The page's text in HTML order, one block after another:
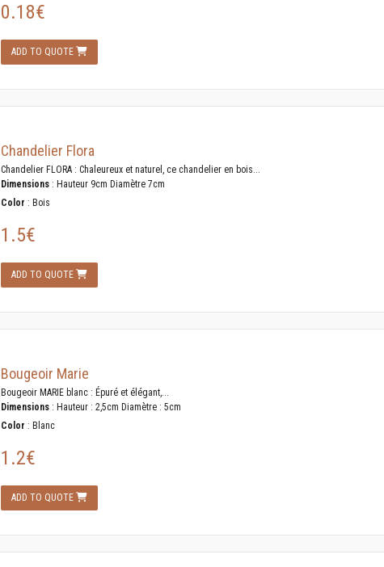
0.18€
ADD TO QUOTE
Chandelier Flora
Chandelier FLORA : Chaleureux et naturel, ce chandelier en bois...
Dimensions : Hauteur 9cm Diamètre 7cm
Color : Bois
1.5€
ADD TO QUOTE
Bougeoir Marie
Bougeoir MARIE blanc : Épuré et élégant,...
Dimensions : Hauteur : 2,5cm Diamètre : 5cm
Color : Blanc
1.2€
ADD TO QUOTE